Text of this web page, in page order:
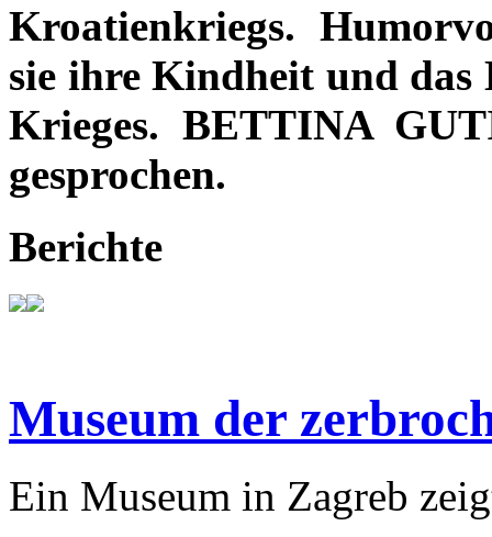
Kroatienkriegs.
sie ihre Kindheit und das
Krieges. BETTINA
gesprochen.
Berichte
Museum der
Ein Museum in Zagreb